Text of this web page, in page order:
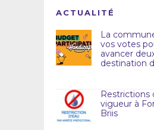
ACTUALITÉ
La
vos votes
avancer
destination
Restrictions
vigueur à
Briis